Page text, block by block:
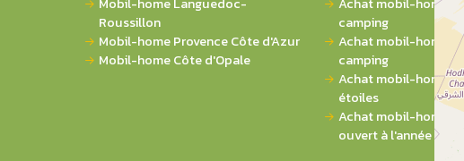
Roussillon
Mobil-home Provence Côte d'Azur
Mobil-home Côte d'Opale
camping
Achat mobil-home 4
camping
Achat mobil-home
étoiles
Achat mobil-home
ouvert à l'année